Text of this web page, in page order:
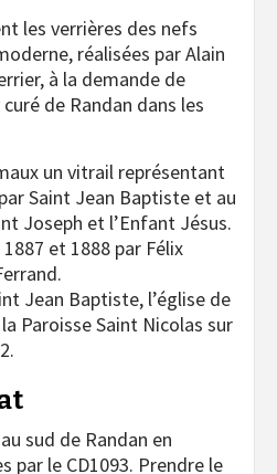
les verrières des nefs
réalisées par Alain
à la demande de
de Randan dans les
un vitrail représentant
Saint Jean Baptiste et au
Joseph et l’Enfant Jésus.
et 1888 par Félix
Jean Baptiste, l’église de
Paroisse Saint Nicolas sur
sud de Randan en
par le CD1093. Prendre le